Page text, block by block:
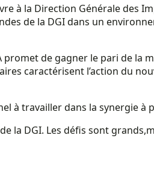
à la Direction Générale des
de la DGI dans un
promet de gagner le pari de la
caractérisent l’action du
à travailler dans la synergie à
la DGI. Les défis sont